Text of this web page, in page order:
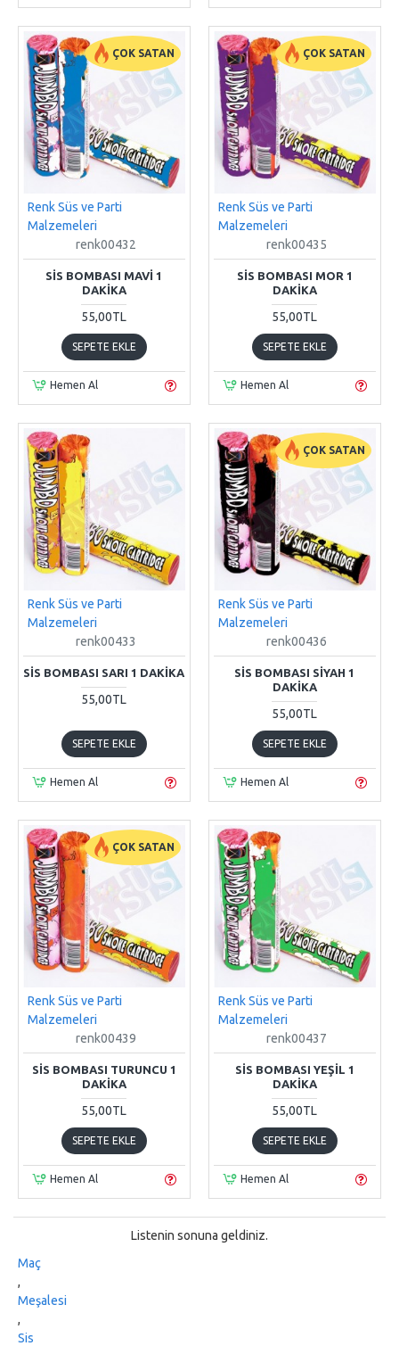
ÇOK SATAN
Renk Süs ve Parti
Malzemeleri
renk00432
SIS BOMBASI MAVI 1
DAKIKA
55,00TL
SEPETE EKLE
Hemen Al
ÇOK SATAN
Renk Süs ve Parti
Malzemeleri
renk00435
SIS BOMBASI MOR 1
DAKIKA
55,00TL
SEPETE EKLE
Hemen Al
Renk Süs ve Parti
Malzemeleri
renk00433
SIS BOMBASI SARI 1 DAKIKA
55,00TL
SEPETE EKLE
Hemen Al
ÇOK SATAN
Renk Süs ve Parti
Malzemeleri
renk00436
SIS BOMBASI SIYAH 1
DAKIKA
55,00TL
SEPETE EKLE
Hemen Al
ÇOK SATAN
Renk Süs ve Parti
Malzemeleri
renk00439
SIS BOMBASI TURUNCU 1
DAKIKA
55,00TL
SEPETE EKLE
Hemen Al
Renk Süs ve Parti
Malzemeleri
renk00437
SIS BOMBASI YEŞIL 1
DAKIKA
55,00TL
SEPETE EKLE
Hemen Al
Listenin sonuna geldiniz.
Maç
,
Meşalesi
,
Sis